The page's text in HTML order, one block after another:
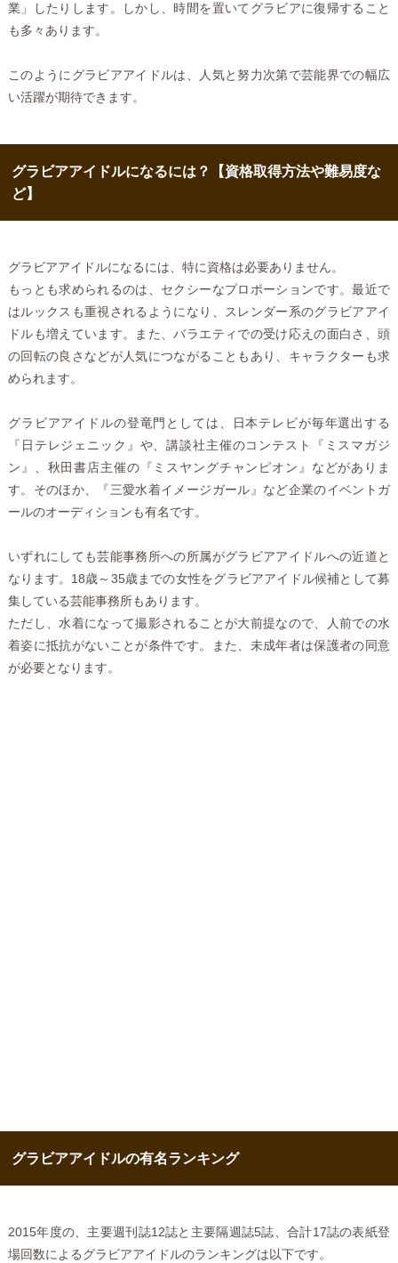
業」したりします。しかし、時間を置いてグラビアに復帰すること
も多々あります。
このようにグラビアアイドルは、人気と努力次第で芸能界での幅広
い活躍が期待できます。
グラビアアイドルになるには？【資格取得方法や難易度な
ど】
グラビアアイドルになるには、特に資格は必要ありません。
もっとも求められるのは、セクシーなプロポーションです。最近で
はルックスも重視されるようになり、スレンダー系のグラビアアイ
ドルも増えています。また、バラエティでの受け応えの面白さ、頭
の回転の良さなどが人気につながることもあり、キャラクターも求
められます。
グラビアアイドルの登竜門としては、日本テレビが毎年選出する
『日テレジェニック』や、講談社主催のコンテスト『ミスマガジ
ン』、秋田書店主催の『ミスヤングチャンピオン』などがありま
す。そのほか、『三愛水着イメージガール』など企業のイベントガ
ールのオーディションも有名です。
いずれにしても芸能事務所への所属がグラビアアイドルへの近道と
なります。18歳～35歳までの女性をグラビアアイドル候補として募
集している芸能事務所もあります。
ただし、水着になって撮影されることが大前提なので、人前での水
着姿に抵抗がないことが条件です。また、未成年者は保護者の同意
が必要となります。
グラビアアイドルの有名ランキング
2015年度の、主要週刊誌12誌と主要隔週誌5誌、合計17誌の表紙登
場回数によるグラビアアイドルのランキングは以下です。